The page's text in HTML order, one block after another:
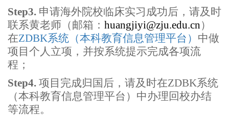
Step3. 申请海外院校临床实习成功后，请及时
联系黄老师（邮箱： huangjiyi@zju.edu.cn）
在ZDBK系统（本科教育信息管理平台） 中做
项目个人立项，并按系统提示完成各项流
程；
Step4. 项目完成归国后，请及时在ZDBK系统
（本科教育信息管理平台）中办理回校办结
等流程。